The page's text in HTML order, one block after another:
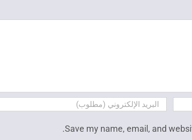
Save my name, email, and